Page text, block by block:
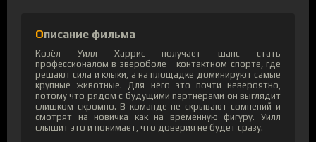
Описание фильма
Козёл Уилл Харрис получает шанс стать
профессионалом в звероболе - контактном спорте, где
решают сила и клыки, а на площадке доминируют самые
крупные животные. Для него это почти невероятно,
потому что рядом с будущими партнёрами он выглядит
слишком скромно. В команде не скрывают сомнений и
смотрят на новичка как на временную фигуру. Уилл
слышит это и понимает, что доверия не будет сразу.